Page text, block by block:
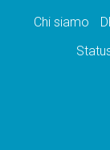
Chi siamo